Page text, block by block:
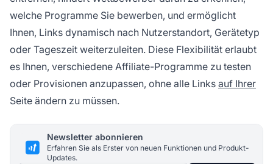
welche Programme Sie bewerben, und ermöglicht
Ihnen, Links dynamisch nach Nutzerstandort, Gerätetyp
oder Tageszeit weiterzuleiten. Diese Flexibilität erlaubt
es Ihnen, verschiedene Affiliate-Programme zu testen
oder Provisionen anzupassen, ohne alle Links auf Ihrer
Seite ändern zu müssen.
Newsletter abonnieren
Erfahren Sie als Erster von neuen Funktionen und Produkt-
Updates.